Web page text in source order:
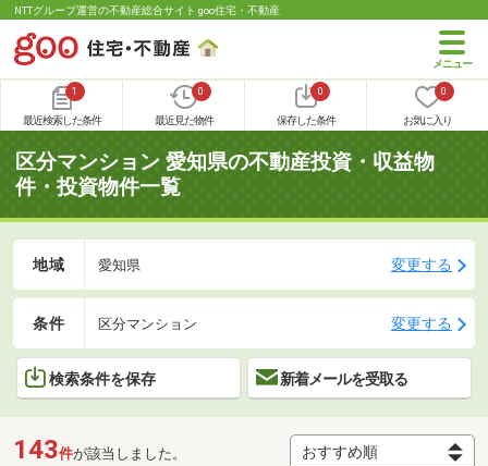
NTTグループ運営の不動産総合サイト goo住宅・不動産
1
最近検索した条件
0
最近見た物件
0
保存した条件
0
お気に入り
区分マンション 愛知県の不動産投資・収益物
件・投資物件一覧
地域 愛知県 変更する
条件 区分マンション 変更する
検索条件を保存 新着メールを受取る
143件が該当しました。